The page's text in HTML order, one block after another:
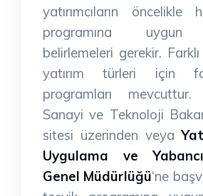
yatırımcıların öncelikle
programına uygun
belirlemeleri gerekir.
yatırım türleri için
programları mevcuttur.
Sanayi ve Teknoloji
sitesi üzerinden veya
Uygulama ve
Genel Müdürlüğü‘ne